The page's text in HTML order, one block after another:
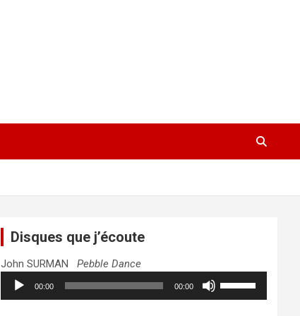
Disques que j’écoute
John SURMANPebble Dance
Lecteur
audio
00:00 00:00